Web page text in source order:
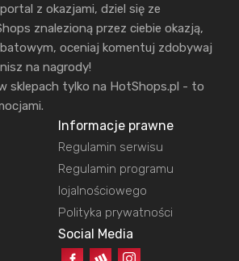
z okazjami, dziel się ze
znalezioną przez ciebie okazją,
oceniaj komentuj zdobywaj
na nagrody!
sklepach tylko na HotShops.pl - to
Informacje prawne
Regulamin serwisu
Regulamin programu
lojalnościowego
Polityka prywatności
Social Media